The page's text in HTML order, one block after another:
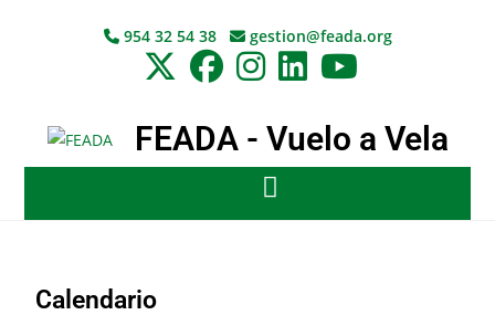
954 32 54 38 gestion@feada.org
FEADA - Vuelo a Vela
Calendario